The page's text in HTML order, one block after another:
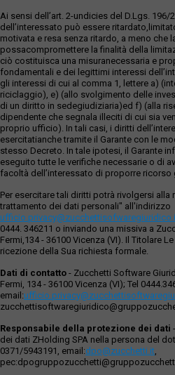
Ai sensi dell’art. 2-undicies del D.Lgs. 196/
dell’interessato può essere
motivata e resa senza ritardo, a meno che
possacompromettere la finalità della
ciò costituisca una misuranecessaria e
fondamentali e dei legittimi interessi
gli interessi di cui al comma 1, lettere a)
riciclaggio), e) (allo svolgimento delle
di un diritto in sedegiudiziaria)ed f) (alla
dipendente che segnala illeciti di cui sia
proprio ufficio). In tali casi, i diritti
esercitatianche tramite il Garante con le
stesso Decreto. In tale ipotesi, il Garante
eseguito tutte le verifiche necessarie o di
facoltà dell’interessato di proporre ricorso
Per esercitare tali diritti potrà rivolgersi alla
trattamento dei dati personali" all'indirizzo
0444. 346211 o inviando una missiva a
Fermi,134 - 36100 Vicenza (VI). Il Titolare
ricezione della Sua richiesta formale.
Dati di contatto - Zucchetti Software
Fermi, 134 - 36100 Vicenza (VI); Tel
email:
Responsabile della protezione dei dati
dei dati ZHolding SPA nella persona del
0371/5943191, email:dpo@zucchetti.it